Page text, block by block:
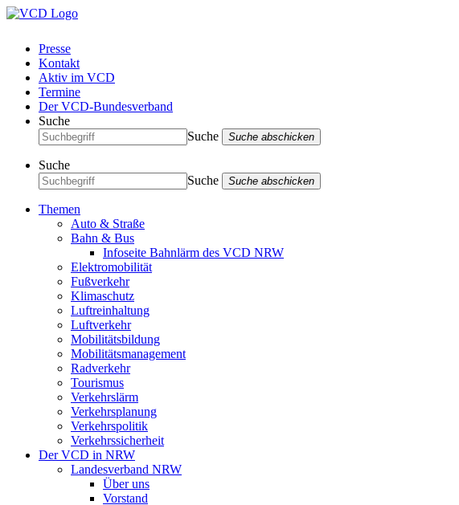
Presse
Kontakt
Aktiv im VCD
Termine
Der VCD-Bundesverband
Suche
Suche
Suche abschicken
Suche
Suche
Suche abschicken
Themen
Auto & Straße
Bahn & Bus
Infoseite Bahnlärm des VCD NRW
Elektromobilität
Fußverkehr
Klimaschutz
Luftreinhaltung
Luftverkehr
Mobilitätsbildung
Mobilitätsmanagement
Radverkehr
Tourismus
Verkehrslärm
Verkehrsplanung
Verkehrspolitik
Verkehrssicherheit
Der VCD in NRW
Landesverband NRW
Über uns
Vorstand